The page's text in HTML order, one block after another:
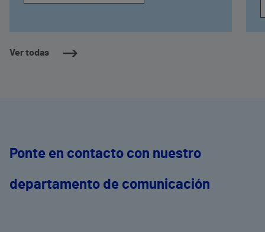
Ver todas
Ponte en contacto con nuestro
departamento de comunicación